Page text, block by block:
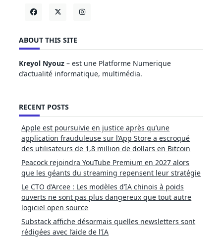
ABOUT THIS SITE
Kreyol Nyouz – est une Platforme Numerique
d’actualité informatique, multimédia.
RECENT POSTS
Apple est poursuivie en justice après qu’une
application frauduleuse sur l’App Store a escroqué
des utilisateurs de 1,8 million de dollars en Bitcoin
Peacock rejoindra YouTube Premium en 2027 alors
que les géants du streaming repensent leur stratégie
Le CTO d’Arcee : Les modèles d’IA chinois à poids
ouverts ne sont pas plus dangereux que tout autre
logiciel open source
Substack affiche désormais quelles newsletters sont
rédigées avec l’aide de l’IA